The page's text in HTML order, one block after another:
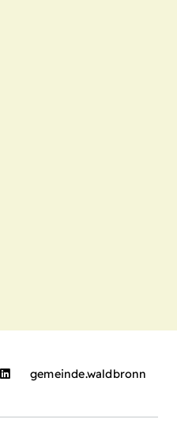
gemeinde.waldbronn